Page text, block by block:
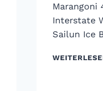
Marangoni
Interstate
Sailun Ice